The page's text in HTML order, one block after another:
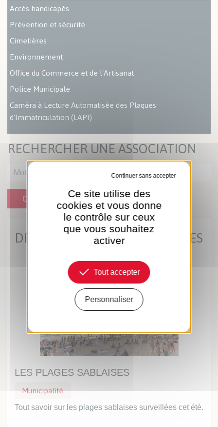
Accès handicapés
Prévention et sécurité
Cimetières
Environnement
Office du Commerce et de l'Artisanat
Police Municipale
Caméra à Lecture Automatisée des Plaques
d'Immatriculation (LAPI)
RECHERCHER UNE ASSOCIATION
OK
DERNIÈRES ACTUS MUNICIPALES
LES PLAGES SABLAISES
Municipalité
Tout savoir sur les plages sablaises surveillées cet été.
Ce site utilise des
cookies et vous donne
le contrôle sur ceux
que vous souhaitez
activer
Tout accepter
Tout refuser
Personnaliser